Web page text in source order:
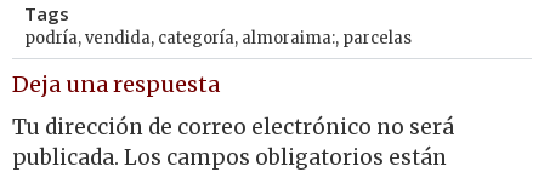
Tags
podría,vendida, categoría, almoraima:, parcelas
Deja una respuesta
Tu dirección de correo electrónico no será
publicada. Los campos obligatorios están